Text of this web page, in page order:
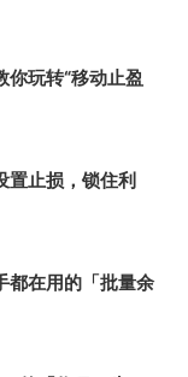
玩转“移动止盈
置止损，锁住利
都在用的「批量余